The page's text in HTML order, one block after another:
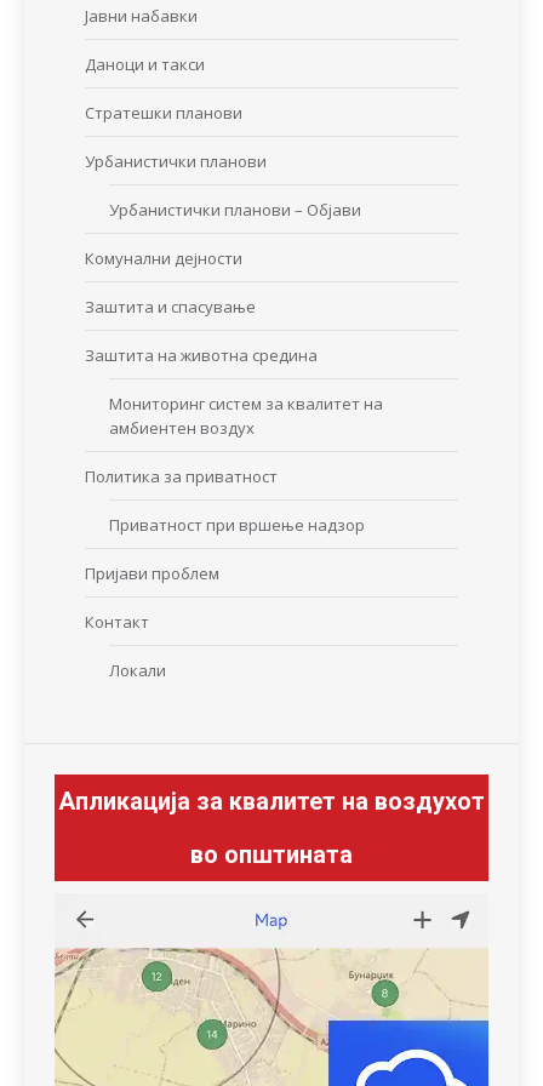
Јавни набавки
Даноци и такси
Стратешки планови
Урбанистички планови
Урбанистички планови – Објави
Комунални дејности
Заштита и спасување
Заштита на животна средина
Мониторинг систем за квалитет на
амбиентен воздух
Политика за приватност
Приватност при вршење надзор
Пријави проблем
Контакт
Локали
Апликација за квалитет на воздухот
во општината